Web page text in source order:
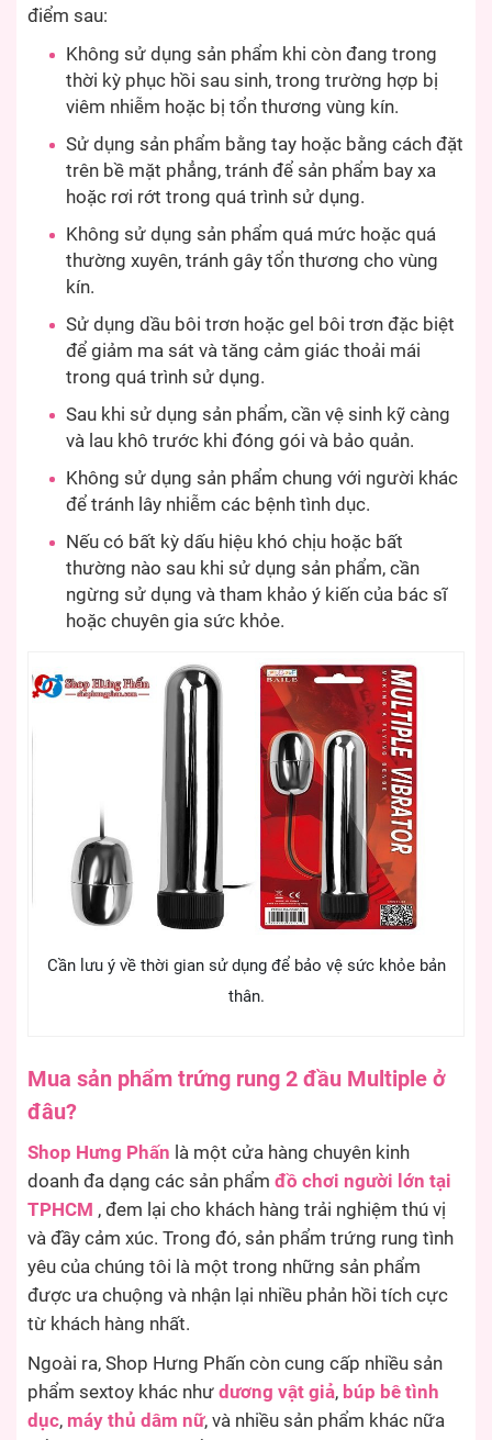
điểm sau:
Không sử dụng sản phẩm khi còn đang trong
thời kỳ phục hồi sau sinh, trong trường hợp bị
viêm nhiễm hoặc bị tổn thương vùng kín.
Sử dụng sản phẩm bằng tay hoặc bằng cách đặt
trên bề mặt phẳng, tránh để sản phẩm bay xa
hoặc rơi rớt trong quá trình sử dụng.
Không sử dụng sản phẩm quá mức hoặc quá
thường xuyên, tránh gây tổn thương cho vùng
kín.
Sử dụng dầu bôi trơn hoặc gel bôi trơn đặc biệt
để giảm ma sát và tăng cảm giác thoải mái
trong quá trình sử dụng.
Sau khi sử dụng sản phẩm, cần vệ sinh kỹ càng
và lau khô trước khi đóng gói và bảo quản.
Không sử dụng sản phẩm chung với người khác
để tránh lây nhiễm các bệnh tình dục.
Nếu có bất kỳ dấu hiệu khó chịu hoặc bất
thường nào sau khi sử dụng sản phẩm, cần
ngừng sử dụng và tham khảo ý kiến ​​của bác sĩ
hoặc chuyên gia sức khỏe.
Cần lưu ý về thời gian sử dụng để bảo vệ sức khỏe bản
thân.
Mua sản phẩm trứng rung 2 đầu Multiple ở
đâu?
Shop Hưng Phấn là một cửa hàng chuyên kinh
doanh đa dạng các sản phẩm đồ chơi người lớn tại
TPHCM , đem lại cho khách hàng trải nghiệm thú vị
và đầy cảm xúc. Trong đó, sản phẩm trứng rung tình
yêu của chúng tôi là một trong những sản phẩm
được ưa chuộng và nhận lại nhiều phản hồi tích cực
từ khách hàng nhất.
Ngoài ra, Shop Hưng Phấn còn cung cấp nhiều sản
phẩm sextoy khác như dương vật giả, búp bê tình
dục, máy thủ dâm nữ, và nhiều sản phẩm khác nữa